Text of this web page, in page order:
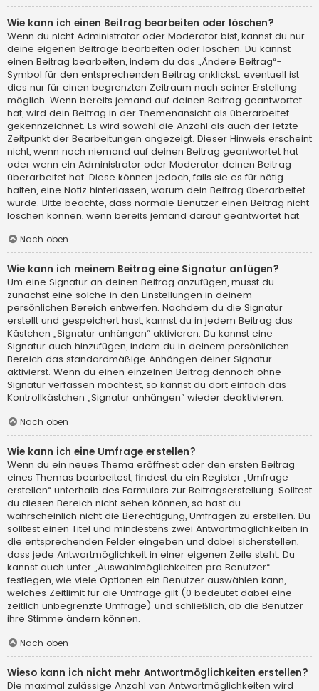
Wie kann ich einen Beitrag bearbeiten oder löschen?
Wenn du nicht Administrator oder Moderator bist, kannst du nur
deine eigenen Beiträge bearbeiten oder löschen. Du kannst
einen Beitrag bearbeiten, indem du das „Ändere Beitrag“-
Symbol für den entsprechenden Beitrag anklickst; eventuell ist
dies nur für einen begrenzten Zeitraum nach seiner Erstellung
möglich. Wenn bereits jemand auf deinen Beitrag geantwortet
hat, wird dein Beitrag in der Themenansicht als überarbeitet
gekennzeichnet. Es wird sowohl die Anzahl als auch der letzte
Zeitpunkt der Bearbeitungen angezeigt. Dieser Hinweis erscheint
nicht, wenn noch niemand auf deinen Beitrag geantwortet hat
oder wenn ein Administrator oder Moderator deinen Beitrag
überarbeitet hat. Diese können jedoch, falls sie es für nötig
halten, eine Notiz hinterlassen, warum dein Beitrag überarbeitet
wurde. Bitte beachte, dass normale Benutzer einen Beitrag nicht
löschen können, wenn bereits jemand darauf geantwortet hat.
Nach oben
Wie kann ich meinem Beitrag eine Signatur anfügen?
Um eine Signatur an deinen Beitrag anzufügen, musst du
zunächst eine solche in den Einstellungen in deinem
persönlichen Bereich entwerfen. Nachdem du die Signatur
erstellt und gespeichert hast, kannst du in jedem Beitrag das
Kästchen „Signatur anhängen“ aktivieren. Du kannst eine
Signatur auch hinzufügen, indem du in deinem persönlichen
Bereich das standardmäßige Anhängen deiner Signatur
aktivierst. Wenn du einen einzelnen Beitrag dennoch ohne
Signatur verfassen möchtest, so kannst du dort einfach das
Kontrollkästchen „Signatur anhängen“ wieder deaktivieren.
Nach oben
Wie kann ich eine Umfrage erstellen?
Wenn du ein neues Thema eröffnest oder den ersten Beitrag
eines Themas bearbeitest, findest du ein Register „Umfrage
erstellen“ unterhalb des Formulars zur Beitragserstellung. Solltest
du diesen Bereich nicht sehen können, so hast du
wahrscheinlich nicht die Berechtigung, Umfragen zu erstellen. Du
solltest einen Titel und mindestens zwei Antwortmöglichkeiten in
die entsprechenden Felder eingeben und dabei sicherstellen,
dass jede Antwortmöglichkeit in einer eigenen Zeile steht. Du
kannst auch unter „Auswahlmöglichkeiten pro Benutzer“
festlegen, wie viele Optionen ein Benutzer auswählen kann,
welches Zeitlimit für die Umfrage gilt (0 bedeutet dabei eine
zeitlich unbegrenzte Umfrage) und schließlich, ob die Benutzer
ihre Stimme ändern können.
Nach oben
Wieso kann ich nicht mehr Antwortmöglichkeiten erstellen?
Die maximal zulässige Anzahl von Antwortmöglichkeiten wird